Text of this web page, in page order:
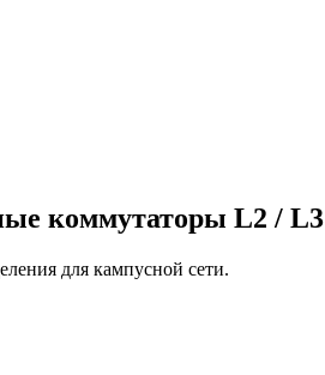
коммутаторы L2 / L3
для кампусной сети.